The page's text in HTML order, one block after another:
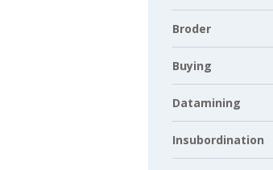
Broder
Buying
Datamining
Insubordination